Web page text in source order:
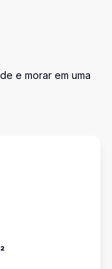
e morar em uma